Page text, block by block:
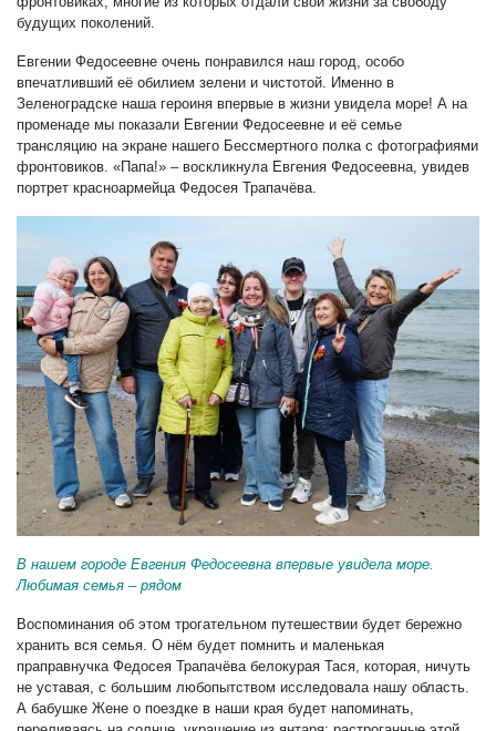
будущих поколений.
Евгении Федосеевне очень понравился наш город, особо
впечатливший её обилием зелени и чистотой. Именно в
Зеленоградске наша героиня впервые в жизни увидела море! А на
променаде мы показали Евгении Федосеевне и её семье
трансляцию на экране нашего Бессмертного полка с фотографиями
фронтовиков. «Папа!» – воскликнула Евгения Федосеевна, увидев
портрет красноармейца Федосея Трапачёва.
В нашем городе Евгения Федосеевна впервые увидела море.
Любимая семья – рядом
Воспоминания об этом трогательном путешествии будет бережно
хранить вся семья. О нём будет помнить и маленькая
праправнучка Федосея Трапачёва белокурая Тася, которая, ничуть
не уставая, с большим любопытством исследовала нашу область.
А бабушке Жене о поездке в наши края будет напоминать,